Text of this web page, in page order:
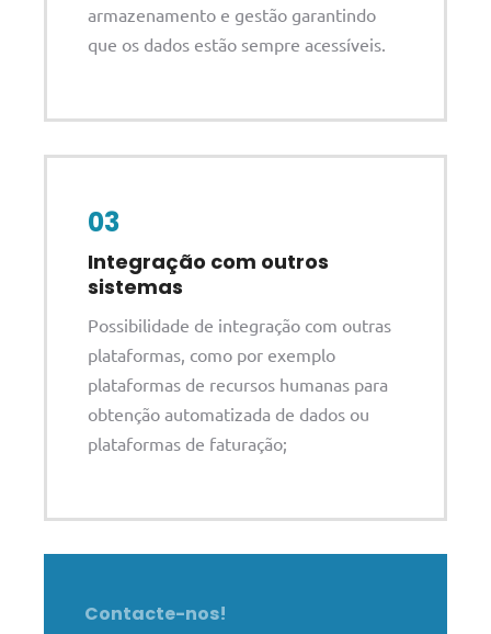
armazenamento e gestão garantindo
que os dados estão sempre acessíveis.
03
Integração com outros
sistemas
Possibilidade de integração com outras
plataformas, como por exemplo
plataformas de recursos humanas para
obtenção automatizada de dados ou
plataformas de faturação;
Contacte-nos!